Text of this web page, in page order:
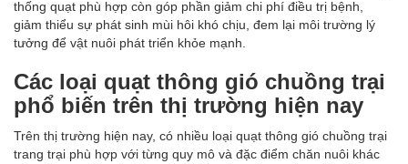
thống quạt phù hợp còn góp phần giảm chi phí điều trị bệnh,
giảm thiểu sự phát sinh mùi hôi khó chịu, đem lại môi trường lý
tưởng để vật nuôi phát triển khỏe mạnh.
Các loại quạt thông gió chuồng trại
phổ biến trên thị trường hiện nay
Trên thị trường hiện nay, có nhiều loại quạt thông gió chuồng trại
trang trại phù hợp với từng quy mô và đặc điểm chăn nuôi khác